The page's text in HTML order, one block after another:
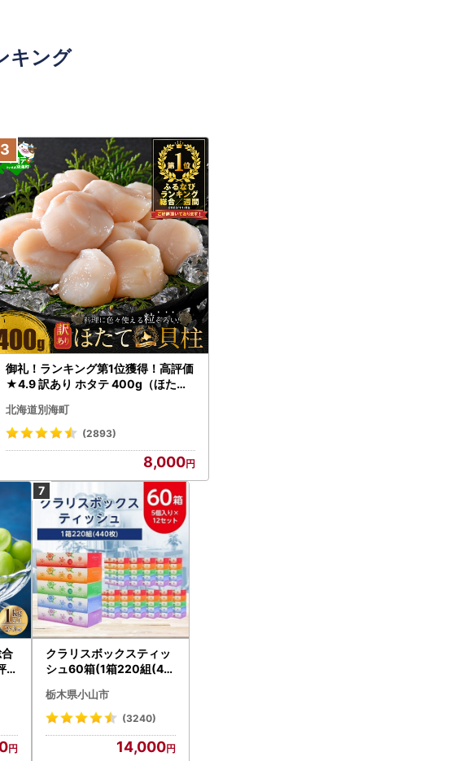
キング
御礼！ランキング第1位獲得！高評価
★4.9 訳あり ホタテ 400g（ほたて
北海道別海町
(2893)
8,000
合
価
クラリスボックスティッ
シュ60箱(1箱220組(44
ト)【配送不可地域：離島
・沖縄県】【1256759】
栃木県小山市
(3240)
14,000